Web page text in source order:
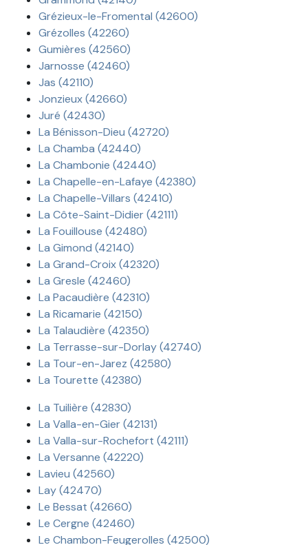
Grézieux-le-Fromental (42600)
Grézolles (42260)
Gumières (42560)
Jarnosse (42460)
Jas (42110)
Jonzieux (42660)
Juré (42430)
La Bénisson-Dieu (42720)
La Chamba (42440)
La Chambonie (42440)
La Chapelle-en-Lafaye (42380)
La Chapelle-Villars (42410)
La Côte-Saint-Didier (42111)
La Fouillouse (42480)
La Gimond (42140)
La Grand-Croix (42320)
La Gresle (42460)
La Pacaudière (42310)
La Ricamarie (42150)
La Talaudière (42350)
La Terrasse-sur-Dorlay (42740)
La Tour-en-Jarez (42580)
La Tourette (42380)
La Tuilière (42830)
La Valla-en-Gier (42131)
La Valla-sur-Rochefort (42111)
La Versanne (42220)
Lavieu (42560)
Lay (42470)
Le Bessat (42660)
Le Cergne (42460)
Le Chambon-Feugerolles (42500)